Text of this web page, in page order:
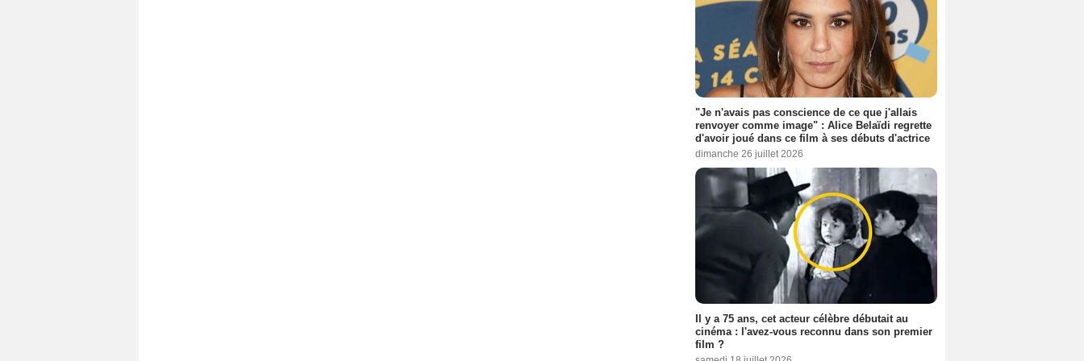
"Je n'avais pas conscience de ce que j'allais
renvoyer comme image" : Alice Belaïdi regrette
d'avoir joué dans ce film à ses débuts d'actrice
dimanche 26 juillet 2026
Il y a 75 ans, cet acteur célèbre débutait au
cinéma : l'avez-vous reconnu dans son premier
film ?